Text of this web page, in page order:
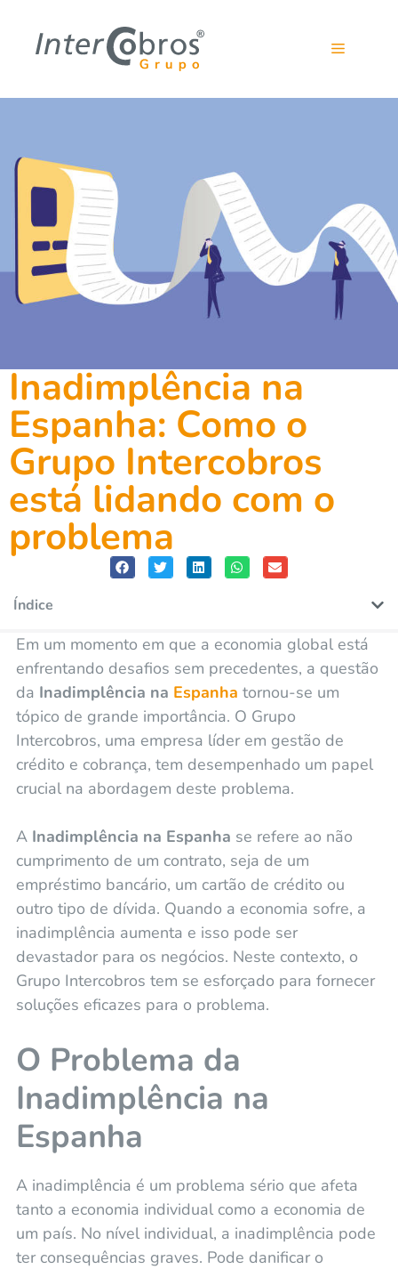
Inadimplência na
Espanha: Como o
Grupo Intercobros
está lidando com o
problema
Índice
Em um momento em que a economia global está
enfrentando desafios sem precedentes, a questão
da Inadimplência na Espanha tornou-se um
tópico de grande importância. O Grupo
Intercobros, uma empresa líder em gestão de
crédito e cobrança, tem desempenhado um papel
crucial na abordagem deste problema.
A Inadimplência na Espanha se refere ao não
cumprimento de um contrato, seja de um
empréstimo bancário, um cartão de crédito ou
outro tipo de dívida. Quando a economia sofre, a
inadimplência aumenta e isso pode ser
devastador para os negócios. Neste contexto, o
Grupo Intercobros tem se esforçado para fornecer
soluções eficazes para o problema.
O Problema da
Inadimplência na
Espanha
A inadimplência é um problema sério que afeta
tanto a economia individual como a economia de
um país. No nível individual, a inadimplência pode
ter consequências graves. Pode danificar o